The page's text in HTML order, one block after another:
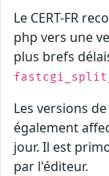
Le CERT-FR
php vers une
plus brefs
Les versions
également
jour. Il est
par l'éditeur.